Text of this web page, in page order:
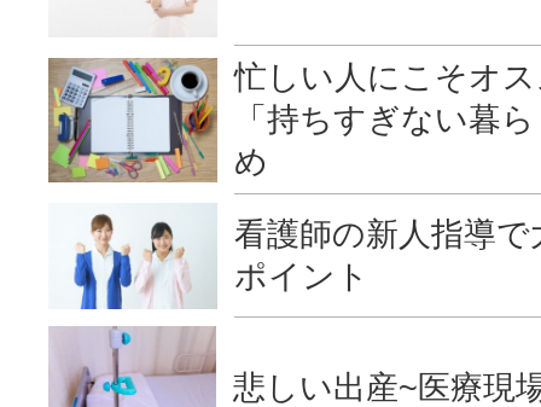
忙しい人にこそオ
「持ちすぎない暮
め
看護師の新人指導
ポイント
悲しい出産~医療現